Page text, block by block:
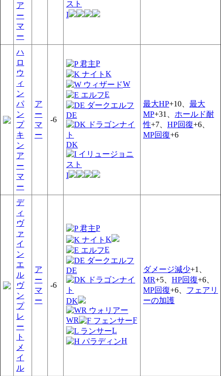
ア
ー
マ
ー
I
ハ
ロ
ウ
ィ
ン
パ
ン
プ
キ
ン
ア
ー
マ
ー
ア
ー
マ
ー
-6
P
K
W
E
DE
DK
I
最大HP+10、 最大
MP+31、 ホールド耐
性+7、 HP回復+6、
MP回復+6
デ
ィ
ヴ
ァ
イ
ン
エ
ル
ヴ
ン
プ
レ
ー
ト
メ
イ
ル
ア
ー
マ
ー
-6
P
K
E
DE
DK
WR
F
L
H
ダメージ減少+1、
MR+5、 HP回復+6、
MP回復+6、 フェアリ
ーの加護